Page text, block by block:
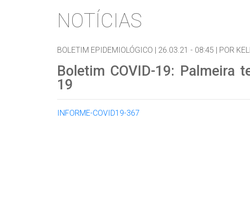
NOTÍCIAS
BOLETIM EPIDEMIOLÓGICO | 26.03.21 - 08:45 | POR
Boletim COVID-19: Palmeira
19
INFORME-COVID19-367